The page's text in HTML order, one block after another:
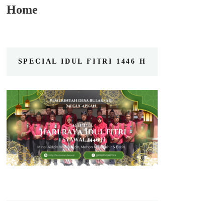
Home
SPECIAL IDUL FITRI 1446 H